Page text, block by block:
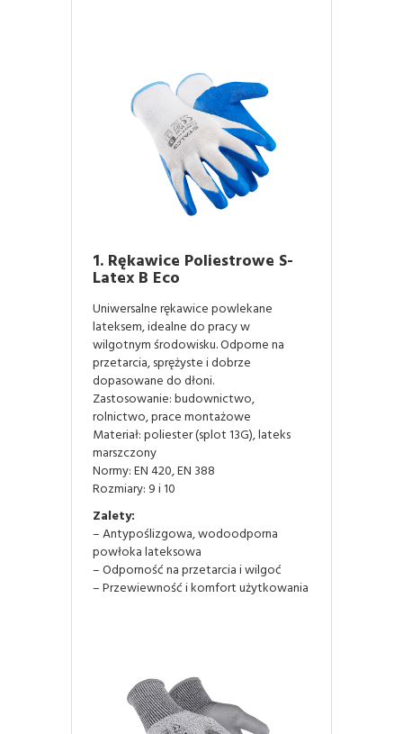
1. Rękawice Poliestrowe S-
Latex B Eco
Uniwersalne rękawice powlekane
lateksem, idealne do pracy w
wilgotnym środowisku. Odporne na
przetarcia, sprężyste i dobrze
dopasowane do dłoni.
Zastosowanie: budownictwo,
rolnictwo, prace montażowe
Materiał: poliester (splot 13G), lateks
marszczony
Normy: EN 420, EN 388
Rozmiary: 9 i 10
Zalety:
– Antypoślizgowa, wodoodporna
powłoka lateksowa
– Odporność na przetarcia i wilgoć
– Przewiewność i komfort użytkowania